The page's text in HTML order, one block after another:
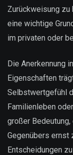
Zurückweisung
eine wichtige
im privaten oder
Die Anerkennung
Eigenschaften
Selbstwertgefühl
Familienleben
großer
Gegenübers ernst
Entscheidungen